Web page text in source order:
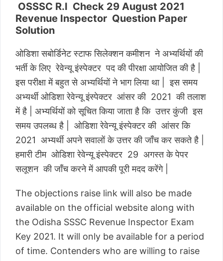
OSSSC R.I Check 29 August 2021
Revenue Inspector Question Paper
Solution
ओडिशा सबोर्डिनेट स्टाफ सिलेक्शन कमीशन ने अभ्यर्थियों की
भर्ती के लिए रेवेन्यू इंस्पेक्टर पद की पीरक्षा आयोजित की है |
इस परीक्षा में बहुत से अभ्यर्थियों ने भाग लिया था | इस समय
अभ्यर्थी ओडिशा रेवेन्यू इंस्पेक्टर आंसर की 2021 की तलाश
में है | अभ्यर्थियों को सूचित किया जाता है कि उत्तर कुंजी इस
समय उपलब्ध है | ओडिशा रेवेन्यू इंस्पेक्टर की आंसर कि
2021 अभ्यर्थी अपने सवालों के उत्तर की जाँच कर सकते है |
हमारी टीम ओडिशा रेवेन्यू इंस्पेक्टर 29 अगस्त के पेपर
सलूशन की जाँच करने में आपकी पूरी मदद करेंगे |
The objections raise link will also be made
available on the official website along with
the Odisha SSSC Revenue Inspector Exam
Key 2021. It will only be available for a period
of time. Contenders who are willing to raise